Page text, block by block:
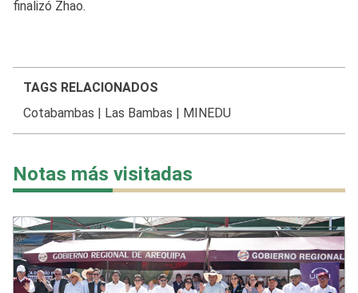
finalizó Zhao.
TAGS RELACIONADOS
Cotabambas | Las Bambas | MINEDU
Notas más visitadas